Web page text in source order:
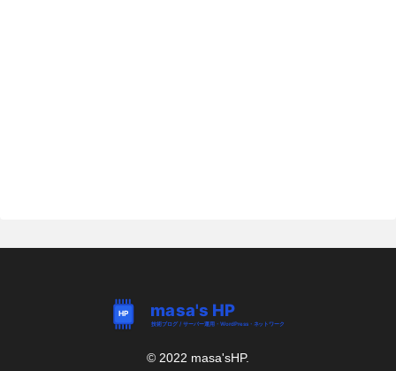
© 2022 masa'sHP.